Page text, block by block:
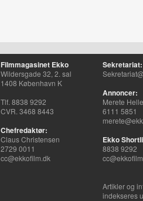
Filmmagasinet Ekko
Wildersgade 32, 2. sal
1408 København K
Tlf. 8838 9292
CVR. 3468 8443
Chefredaktør:
Claus Christensen
2729 0011
cc@ekkofilm.dk
Sekretariat:
Annoncer:
Merete
6111 5851
Ekko
8838 9292
Artikler og
indekseres